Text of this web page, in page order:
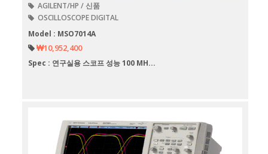
AGILENT/HP / 신품
OSCILLOSCOPE DIGITAL
Model : MSO7014A
₩10,952,400
Spec : 연구실용 스코프 성능 100 MH...